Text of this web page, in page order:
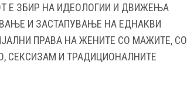
Е ЗБИР НА ИДЕОЛОГИИ И ДВИЖЕЊА
И ЗАСТАПУВАЊЕ НА ЕДНАКВИ
ПРАВА НА ЖЕНИТЕ СО МАЖИТЕ, СО
СЕКСИЗАМ И ТРАДИЦИОНАЛНИТЕ